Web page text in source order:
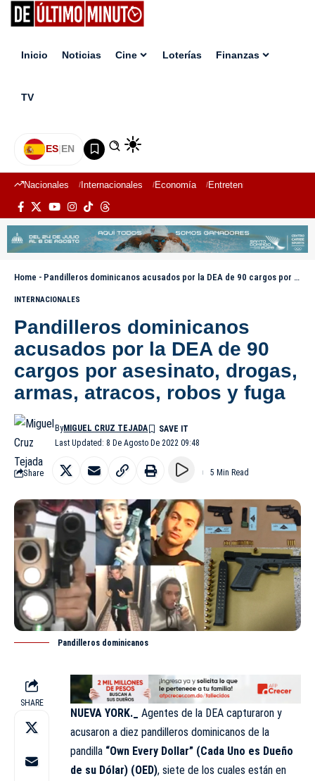
Inicio Noticias Cine Loterías Finanzas
TV
ES|EN
Nacionales Internacionales Economía Entretenimiento
Home - Pandilleros dominicanos acusados por la DEA de 90 cargos por asesinato, drogas, armas, atracos, robos y fuga
INTERNACIONALES
Pandilleros dominicanos
acusados por la DEA de 90
cargos por asesinato, drogas,
armas, atracos, robos y fuga
Last Updated: 8 De Agosto De 2022 09:48
ByMIGUEL CRUZ TEJADA
Share 5 Min Read
Pandilleros dominicanos
SHARE
NUEVA YORK._ Agentes de la DEA capturaron y
acusaron a diez pandilleros dominicanos de la
pandilla “Own Every Dollar” (Cada Uno es Dueño
de su Dólar) (OED), siete de los cuales están en